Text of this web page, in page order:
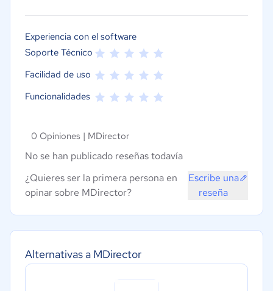
Alternativas a MDirector
Experiencia con el software
Soporte Técnico
Facilidad de uso
Funcionalidades
0 Opiniones | MDirector
No se han publicado reseñas todavía
¿Quieres ser la primera persona en
opinar sobre MDirector?
Escribe una
reseña